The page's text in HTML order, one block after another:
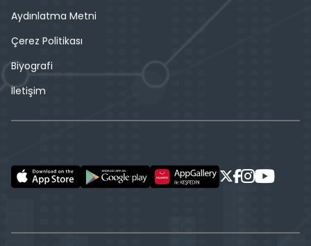
Aydınlatma Metni
Çerez Politikası
Biyografi
İletişim